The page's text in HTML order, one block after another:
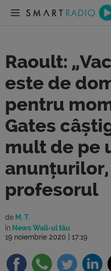
Raoult:
este de
pentru
Gates
mult de pe
profesorul
de M. T.
în News Wall-ul tău
19 noiembrie 2020 | 17:19